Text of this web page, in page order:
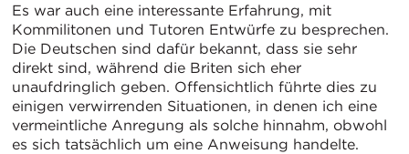
Es war auch eine interessante Erfahrung, mit
Kommilitonen und Tutoren Entwürfe zu besprechen.
Die Deutschen sind dafür bekannt, dass sie sehr
direkt sind, während die Briten sich eher
unaufdringlich geben. Offensichtlich führte dies zu
einigen verwirrenden Situationen, in denen ich eine
vermeintliche Anregung als solche hinnahm, obwohl
es sich tatsächlich um eine Anweisung handelte.